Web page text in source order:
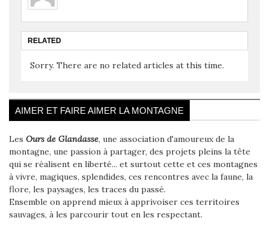
RELATED
Sorry. There are no related articles at this time.
AIMER ET FAIRE AIMER LA MONTAGNE
Les Ours de Glandasse, une association d'amoureux de la
montagne, une passion à partager, des projets pleins la tête
qui se réalisent en liberté... et surtout cette et ces montagnes
à vivre, magiques, splendides, ces rencontres avec la faune, la
flore, les paysages, les traces du passé.
Ensemble on apprend mieux à apprivoiser ces territoires
sauvages, à les parcourir tout en les respectant.